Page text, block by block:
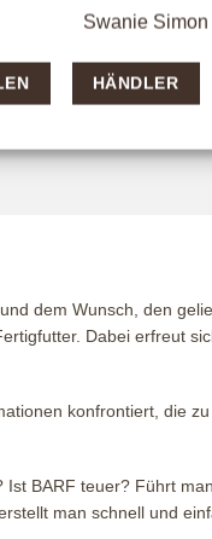
Swanie Simon
HÄNDLER
dem Wunsch, den
Dabei erfreut
konfrontiert, die
BARF teuer? Führt
man schnell und